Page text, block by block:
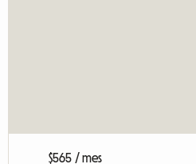
$565 / mes